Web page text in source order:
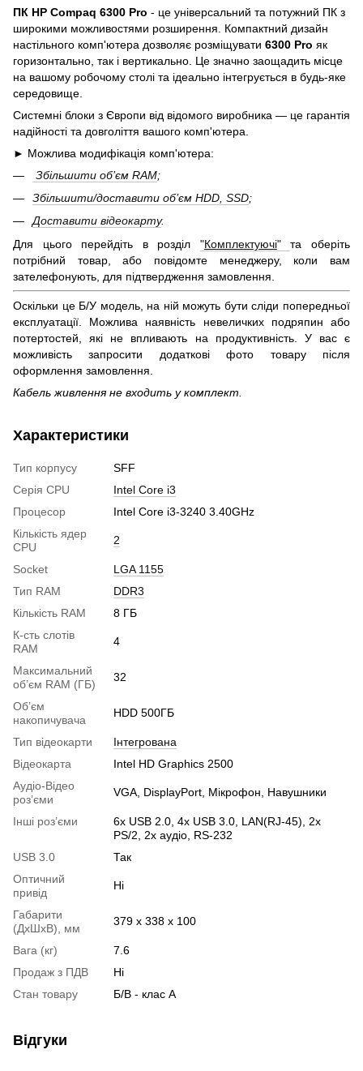
ПК HP Compaq 6300 Pro - це універсальний та потужний ПК з
широкими можливостями розширення. Компактний дизайн
настільного комп'ютера дозволяє розміщувати 6300 Pro як
горизонтально, так і вертикально. Це значно заощадить місце
на вашому робочому столі та ідеально інтегрується в будь-яке
середовище.
Системні блоки з Європи від відомого виробника — це гарантія
надійності та довголіття вашого комп'ютера.
► Можлива модифікація комп'ютера:
Збільшити об’єм RAM;
Збільшити/доставити об’єм HDD, SSD;
Доставити відеокарту.
Для цього перейдіть в розділ "Комплектуючі"та оберіть
потрібний товар, або повідомте менеджеру, коли вам
зателефонують, для підтвердження замовлення.
Оскільки це Б/У модель, на ній можуть бути сліди попередньої
експлуатації. Можлива наявність невеличких подряпин або
потертостей, які не впливають на продуктивність. У вас є
можливість запросити додаткові фото товару після
оформлення замовлення.
Кабель живлення не входить у комплект.
Характеристики
Тип корпусу
SFF
Серія CPU
Intel Core i3
Процесор
Intel Core i3-3240 3.40GHz
Кількість ядер
CPU
2
Socket
LGA 1155
Тип RAM
DDR3
Кількість RAM
8 ГБ
К-сть слотів
RAM
4
Максимальний
об’єм RAM (ГБ)
32
Об’єм
накопичувача
HDD 500ГБ
Тип відеокарти
Інтегрована
Відеокарта
Intel HD Graphics 2500
Аудіо-Відео
роз’єми
VGA, DisplayPort, Мікрофон, Навушники
Інші роз’єми
6x USB 2.0, 4x USB 3.0, LAN(RJ-45), 2x
PS/2, 2x аудіо, RS-232
USB 3.0
Так
Оптичний
привід
Ні
Габарити
(ДхШхВ), мм
379 x 338 x 100
Вага (кг)
7.6
Продаж з ПДВ
Ні
Стан товару
Б/В - клас А
Відгуки